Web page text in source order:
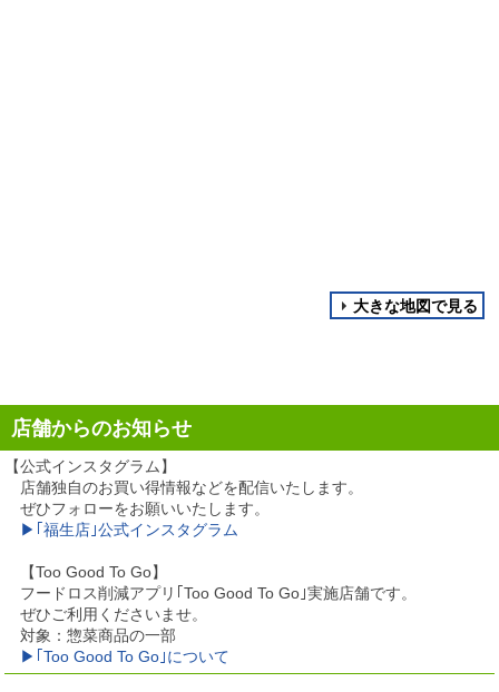
大きな地図で見る
店舗からのお知らせ
【公式インスタグラム】
店舗独自のお買い得情報などを配信いたします。
ぜひフォローをお願いいたします。
▶｢福生店｣公式インスタグラム
【Too Good To Go】
フードロス削減アプリ｢Too Good To Go｣実施店舗です。
ぜひご利用くださいませ。
対象：惣菜商品の一部
▶｢Too Good To Go｣について